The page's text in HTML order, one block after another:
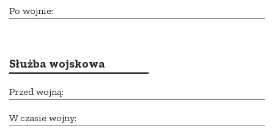
Po wojnie:
Służba wojskowa
Przed wojną:
W czasie wojny: